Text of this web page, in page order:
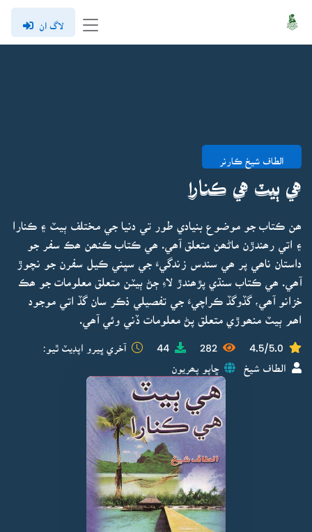
لاگ ان
الطاف شيخ ڪارنر
هي ٻيٽ هي ڪنارا
ھن ڪتاب جو موضوع بنيادي طور تي دنيا جي مختلف ٻيٽ ۽ ڪنارا
۽ اتي رھندڙن ماڻھن متعلق آھي. ھي ڪتاب ڪنھن ھڪ سفر جو
داستان ناھي پر ھي سندس زندگيءَ جي سڀني ڪيل سفرن جو نچوڙ
آھي. ھي ڪتاب سنڌي پڙھندڙ لاءِ ڄڻ ٻيٽن متعلق معلومات جو ھڪ
خزانو آھي، گڏوگڏ ڪراچيءَ جي تفصيلي ذڪر سان گڏ اتي موجود
اھم ٻيٽ منھوڙي متعلق پڻ معلومات ڏني وئي آھي.
4.5/5.0
282
44 آخري ڀيرو اپڊيٽ ٿيو:
الطاف شيخ ڇاپو پھريون